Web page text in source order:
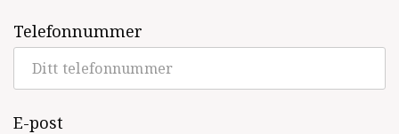
Telefonnummer
E-post